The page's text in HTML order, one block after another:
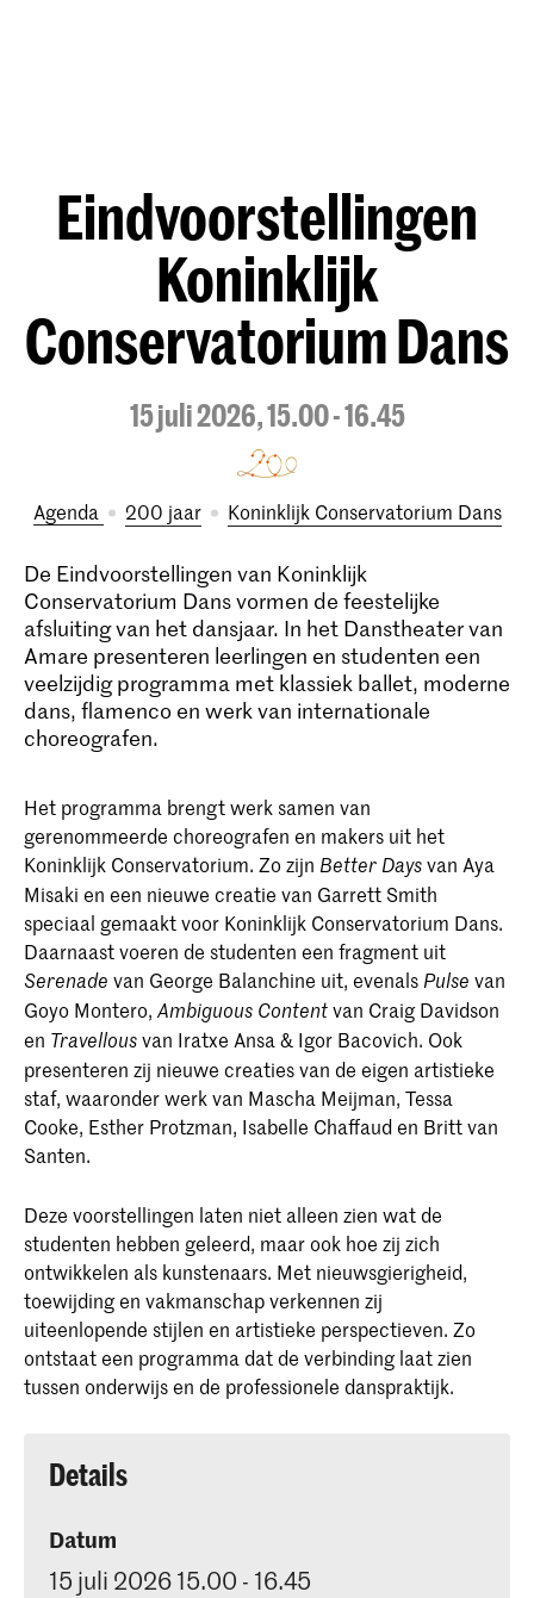
Eindvoorstellingen
Koninklijk
Conservatorium Dans
15 juli 2026, 15.00 - 16.45
Agenda 200 jaar Koninklijk Conservatorium Dans
De Eindvoorstellingen van Koninklijk
Conservatorium Dans vormen de feestelijke
afsluiting van het dansjaar. In het Danstheater van
Amare presenteren leerlingen en studenten een
veelzijdig programma met klassiek ballet, moderne
dans, flamenco en werk van internationale
choreografen.
Het programma brengt werk samen van
gerenommeerde choreografen en makers uit het
Koninklijk Conservatorium. Zo zijn Better Daysvan Aya
Misaki en een nieuwe creatie van Garrett Smith
speciaal gemaakt voor Koninklijk Conservatorium Dans.
Daarnaast voeren de studenten een fragment uit
Serenade van George Balanchine uit, evenals Pulse van
Goyo Montero, Ambiguous Contentvan Craig Davidson
en Travellousvan Iratxe Ansa & Igor Bacovich. Ook
presenteren zij nieuwe creaties van de eigen artistieke
staf, waaronder werk van Mascha Meijman, Tessa
Cooke, Esther Protzman, Isabelle Chaffaud en Britt van
Santen.
Deze voorstellingen laten niet alleen zien wat de
studenten hebben geleerd, maar ook hoe zij zich
ontwikkelen als kunstenaars. Met nieuwsgierigheid,
toewijding en vakmanschap verkennen zij
uiteenlopende stijlen en artistieke perspectieven. Zo
ontstaat een programma dat de verbinding laat zien
tussen onderwijs en de professionele danspraktijk.
Details
Datum
15 juli 2026 15.00 - 16.45